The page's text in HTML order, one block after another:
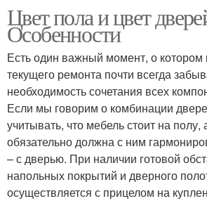
Цвет пола и цвет
Особенности
Есть один важный момент, о котором
текущего ремонта почти всегда
необходимость сочетания всех
Если мы говорим о комбинации
учитывать, что мебель стоит на полу,
обязательно должна с ним
– с дверью. При наличии готовой
напольных покрытий и дверного
осуществляется с прицелом на